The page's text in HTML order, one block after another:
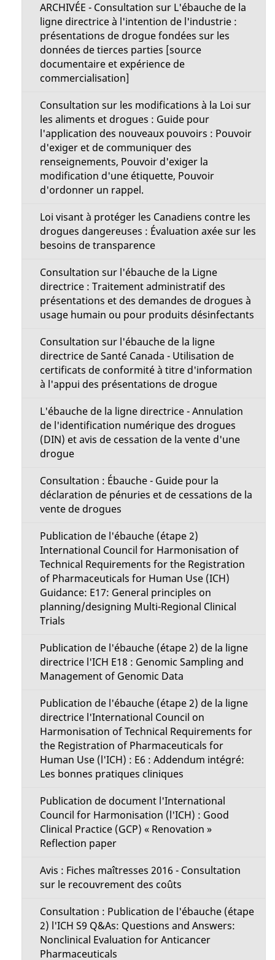
ARCHIVÉE - Consultation sur L'ébauche de la
ligne directrice à l'intention de l'industrie :
présentations de drogue fondées sur les
données de tierces parties [source
documentaire et expérience de
commercialisation]
Consultation sur les modifications à la Loi sur
les aliments et drogues : Guide pour
l'application des nouveaux pouvoirs : Pouvoir
d'exiger et de communiquer des
renseignements, Pouvoir d'exiger la
modification d'une étiquette, Pouvoir
d'ordonner un rappel.
Loi visant à protéger les Canadiens contre les
drogues dangereuses : Évaluation axée sur les
besoins de transparence
Consultation sur l'ébauche de la Ligne
directrice : Traitement administratif des
présentations et des demandes de drogues à
usage humain ou pour produits désinfectants
Consultation sur l'ébauche de la ligne
directrice de Santé Canada - Utilisation de
certificats de conformité à titre d'information
à l'appui des présentations de drogue
L'ébauche de la ligne directrice - Annulation
de l'identification numérique des drogues
(DIN) et avis de cessation de la vente d'une
drogue
Consultation : Ébauche - Guide pour la
déclaration de pénuries et de cessations de la
vente de drogues
Publication de l'ébauche (étape 2)
International Council for Harmonisation of
Technical Requirements for the Registration
of Pharmaceuticals for Human Use (ICH)
Guidance: E17: General principles on
planning/designing Multi-Regional Clinical
Trials
Publication de l'ébauche (étape 2) de la ligne
directrice l'ICH E18 : Genomic Sampling and
Management of Genomic Data
Publication de l'ébauche (étape 2) de la ligne
directrice l'International Council on
Harmonisation of Technical Requirements for
the Registration of Pharmaceuticals for
Human Use (l'ICH) : E6 : Addendum intégré:
Les bonnes pratiques cliniques
Publication de document l'International
Council for Harmonisation (l'ICH) : Good
Clinical Practice (GCP) « Renovation »
Reflection paper
Avis : Fiches maîtresses 2016 - Consultation
sur le recouvrement des coûts
Consultation : Publication de l'ébauche (étape
2) l'ICH S9 Q&As: Questions and Answers:
Nonclinical Evaluation for Anticancer
Pharmaceuticals